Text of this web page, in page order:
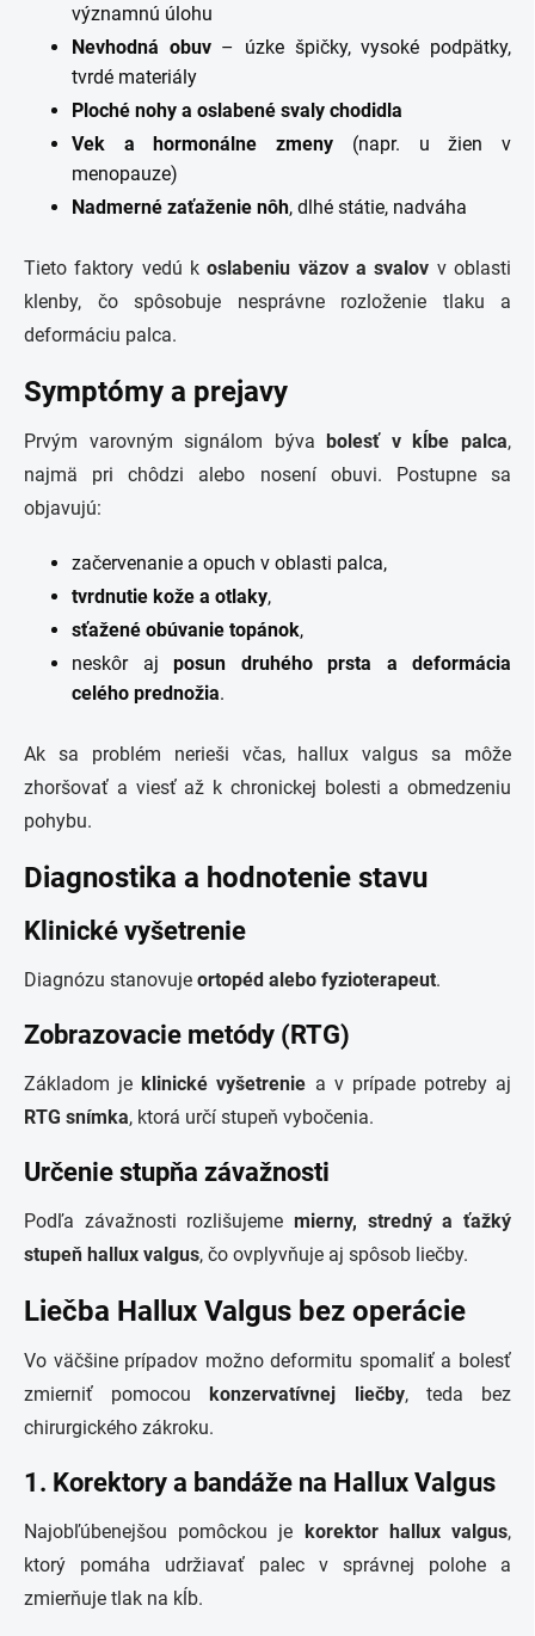
významnú úlohu
Nevhodná obuv– úzke špičky, vysoké podpätky,
tvrdé materiály
Ploché nohy a oslabené svaly chodidla
Vek a hormonálne zmeny (napr. u žien v
menopauze)
Nadmerné zaťaženie nôh, dlhé státie, nadváha
Tieto faktory vedú koslabeniu väzov a svalov v oblasti
klenby, čo spôsobuje nesprávne rozloženie tlaku a
deformáciu palca.
Symptómy a prejavy
Prvým varovným signálom bývabolesť v kĺbe palca,
najmä pri chôdzi alebo nosení obuvi. Postupne sa
objavujú:
začervenanie a opuch v oblasti palca,
tvrdnutie kože a otlaky,
sťažené obúvanie topánok,
neskôr aj posun druhého prsta a deformácia
celého prednožia.
Ak sa problém nerieši včas, hallux valgus sa môže
zhoršovať a viesť až k chronickej bolesti a obmedzeniu
pohybu.
Diagnostika a hodnotenie stavu
Klinické vyšetrenie
Diagnózu stanovuje ortopéd alebo fyzioterapeut.
Zobrazovacie metódy (RTG)
Základom jeklinické vyšetrenie a v prípade potreby aj
RTG snímka, ktorá určí stupeň vybočenia.
Určenie stupňa závažnosti
Podľa závažnosti rozlišujeme mierny, stredný a ťažký
stupeň hallux valgus, čo ovplyvňuje aj spôsob liečby.
Liečba Hallux Valgus bez operácie
Vo väčšine prípadov možno deformitu spomaliť a bolesť
zmierniť pomocoukonzervatívnej liečby, teda bez
chirurgického zákroku.
1. Korektory a bandáže na Hallux Valgus
Najobľúbenejšou pomôckou je korektor hallux valgus,
ktorý pomáha udržiavať palec v správnej polohe a
zmierňuje tlak na kĺb.